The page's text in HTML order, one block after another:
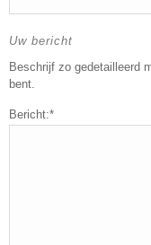
Uw bericht
Beschrijf zo gedetailleerd
bent.
Bericht:*